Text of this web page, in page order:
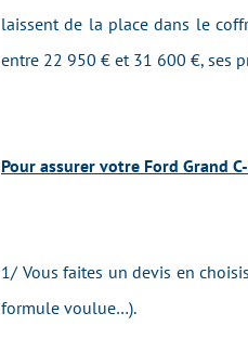
laissent de la place dans le
entre 22 950 € et 31 600 €, ses
Pour assurer votre Ford Grand
1/ Vous faites un devis en
formule voulue…).